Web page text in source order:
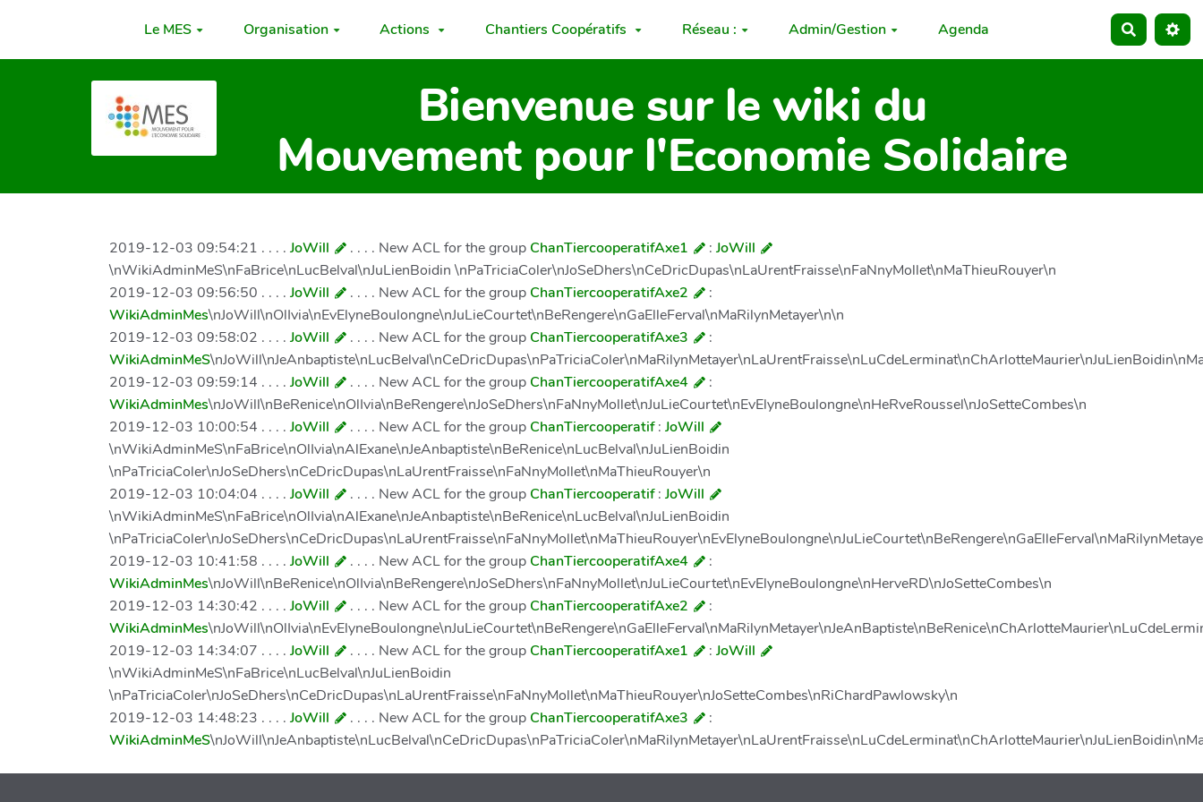
Le MES Organisation Actions Chantiers Coopératifs Réseau : Admin/Gestion Agenda
Bienvenue sur le wiki du
Mouvement pour l'Economie Solidaire
2019-12-03 09:54:21 . . . . JoWill . . . . New ACL for the group ChanTiercooperatifAxe1 : JoWill
\nWikiAdminMeS\nFaBrice\nLucBelval\nJuLienBoidin \nPaTriciaColer\nJoSeDhers\nCeDricDupas\nLaUrentFraisse\nFaNnyMollet\nMaThieuRouyer\n
2019-12-03 09:56:50 . . . . JoWill . . . . New ACL for the group ChanTiercooperatifAxe2
:
WikiAdminMes\nJoWill\nOlIvia\nEvElyneBoulongne\nJuLieCourtet\nBeRengere\nGaElleFerval\nMaRilynMetayer\n\n
2019-12-03 09:58:02 . . . . JoWill . . . . New ACL for the group ChanTiercooperatifAxe3
:
WikiAdminMeS
2019-12-03 09:59:14 . . . . JoWill . . . . New ACL for the group ChanTiercooperatifAxe4
:
WikiAdminMes\nJoWill\nBeRenice\nOlIvia\nBeRengere\nJoSeDhers\nFaNnyMollet\nJuLieCourtet\nEvElyneBoulongne\nHeRveRoussel\nJoSetteCombes\n
2019-12-03 10:00:54 . . . . JoWill . . . . New ACL for the group ChanTiercooperatif: JoWill
\nWikiAdminMeS\nFaBrice\nOlIvia\nAlExane\nJeAnbaptiste\nBeRenice\nLucBelval\nJuLienBoidin
\nPaTriciaColer\nJoSeDhers\nCeDricDupas\nLaUrentFraisse\nFaNnyMollet\nMaThieuRouyer\n
2019-12-03 10:04:04 . . . . JoWill . . . . New ACL for the group ChanTiercooperatif: JoWill
\nWikiAdminMeS\nFaBrice\nOlIvia\nAlExane\nJeAnbaptiste\nBeRenice\nLucBelval\nJuLienBoidin
2019-12-03 10:41:58 . . . . JoWill . . . . New ACL for the group ChanTiercooperatifAxe4
:
WikiAdminMes\nJoWill\nBeRenice\nOlIvia\nBeRengere\nJoSeDhers\nFaNnyMollet\nJuLieCourtet\nEvElyneBoulongne\nHerveRD\nJoSetteCombes\n
2019-12-03 14:30:42 . . . . JoWill . . . . New ACL for the group ChanTiercooperatifAxe2
:
WikiAdminMes
2019-12-03 14:34:07 . . . . JoWill . . . . New ACL for the group ChanTiercooperatifAxe1 : JoWill
\nWikiAdminMeS\nFaBrice\nLucBelval\nJuLienBoidin
\nPaTriciaColer\nJoSeDhers\nCeDricDupas\nLaUrentFraisse\nFaNnyMollet\nMaThieuRouyer\nJoSetteCombes\nRiChardPawlowsky\n
2019-12-03 14:48:23 . . . . JoWill . . . . New ACL for the group ChanTiercooperatifAxe3
:
WikiAdminMeS